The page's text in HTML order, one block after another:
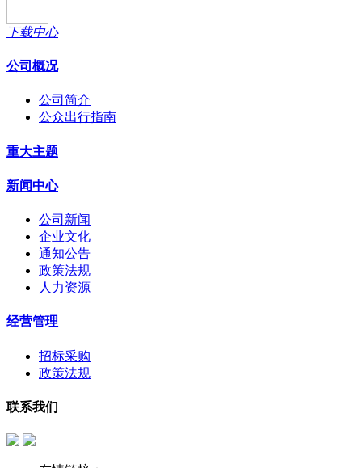
下载中心
公司概况
公司简介
公众出行指南
重大主题
新闻中心
公司新闻
企业文化
通知公告
政策法规
人力资源
经营管理
招标采购
政策法规
联系我们